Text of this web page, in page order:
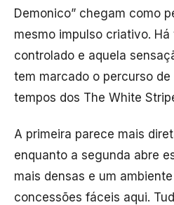
Demonico” chegam como
mesmo impulso criativo.
controlado e aquela
tem marcado o percurso
tempos dos The White
A primeira parece mais
enquanto a segunda abre
mais densas e um
concessões fáceis aqui.